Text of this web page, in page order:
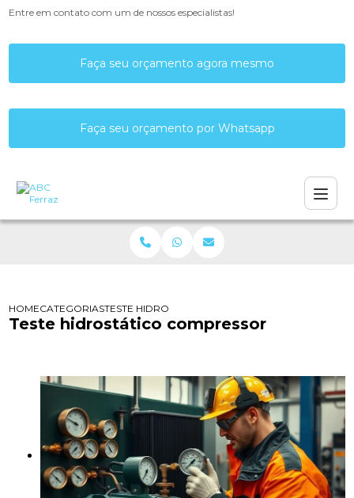
Entre em contato com um de nossos especialistas!
Faça seu orçamento agora mesmo
Faça seu orçamento por Whatsapp
HOMECATEGORIASTESTE HIDROSTÁTICO COMPRESSOR
Teste hidrostático compressor